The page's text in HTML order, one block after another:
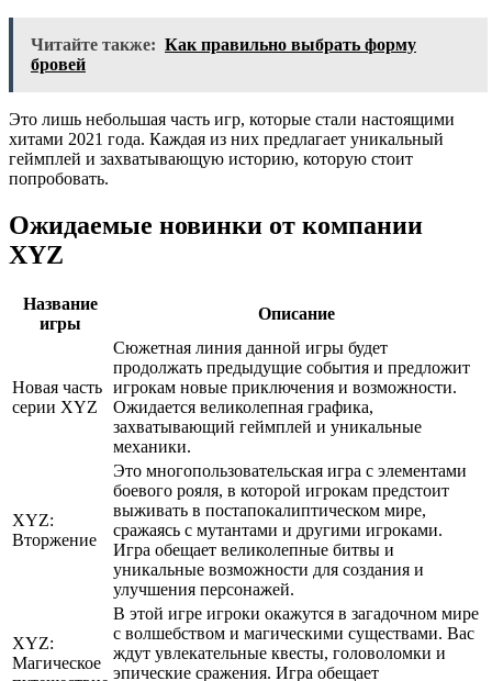
Читайте также: Как правильно выбрать форму
бровей
Это лишь небольшая часть игр, которые стали настоящими
хитами 2021 года. Каждая из них предлагает уникальный
геймплей и захватывающую историю, которую стоит
попробовать.
Ожидаемые новинки от компании
XYZ
Название
игры
Описание
Новая часть
серии XYZ
Сюжетная линия данной игры будет
продолжать предыдущие события и предложит
игрокам новые приключения и возможности.
Ожидается великолепная графика,
захватывающий геймплей и уникальные
механики.
XYZ:
Вторжение
Это многопользовательская игра с элементами
боевого рояля, в которой игрокам предстоит
выживать в постапокалиптическом мире,
сражаясь с мутантами и другими игроками.
Игра обещает великолепные битвы и
уникальные возможности для создания и
улучшения персонажей.
XYZ:
Магическое
В этой игре игроки окажутся в загадочном мире
с волшебством и магическими существами. Вас
ждут увлекательные квесты, головоломки и
эпические сражения. Игра обещает